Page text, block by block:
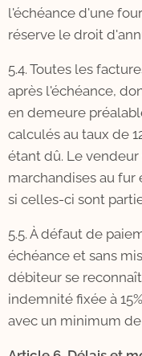
l'échéance d'une
réserve le droit
5.4. Toutes les
après l'échéance,
en demeure
calculés au taux de
étant dû. Le
marchandises au fur
si celles-ci sont
5.5. À défaut de
échéance et sans
débiteur se
indemnité fixée à
avec un minimum de